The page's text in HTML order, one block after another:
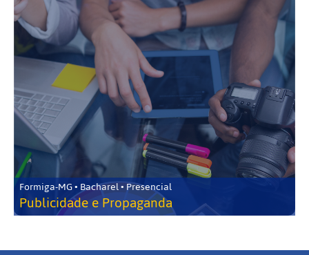
Formiga-MG • Bacharel • Presencial
Publicidade e Propaganda